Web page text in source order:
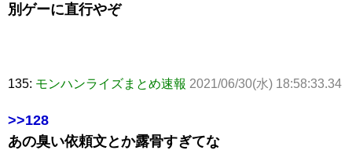
別ゲーに直行やぞ
135: モンハンライズまとめ速報 2021/06/30(水) 18:58:33.34
>>128
あの臭い依頼文とか露骨すぎてな